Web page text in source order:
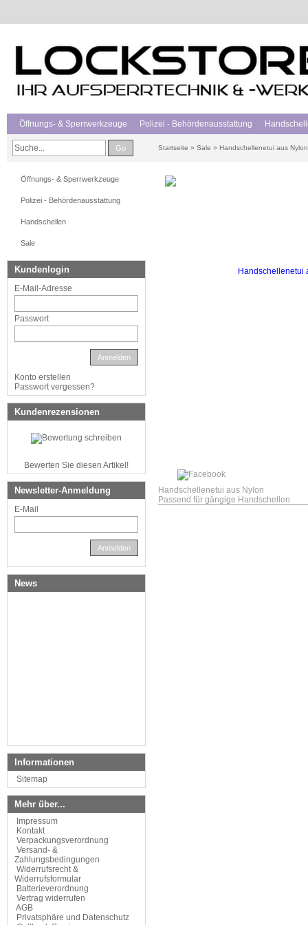
Öffnungs- & Sperrwerkzeuge Polizei - Behördenausstattung
Go Startseite » Sale » Handschellenetui aus Nylon
Handschellenetui aus Nylon
Passend für gängige Handschellen
Öffnungs- & Sperrwerkzeuge
Polizei - Behördenausstattung
Handschellen
Sale
Kundenlogin
E-Mail-Adresse
Passwort
Anmelden
Konto erstellen
Passwort vergessen?
Kundenrezensionen
Bewerten Sie diesen Artikel!
Newsletter-Anmeldung
E-Mail
Anmelden
News
Informationen
Sitemap
Mehr über...
Impressum
Kontakt
Verpackungsverordnung
Versand- &
Zahlungsbedingungen
Widerrufsrecht &
Widerrufsformular
Batterieverordnung
Vertrag widerrufen
AGB
Privatsphäre und Datenschutz